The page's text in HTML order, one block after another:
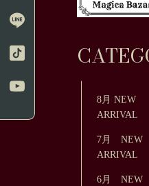
8月 NEW
ARRIVAL
7月 NEW
ARRIVAL
6月 NEW